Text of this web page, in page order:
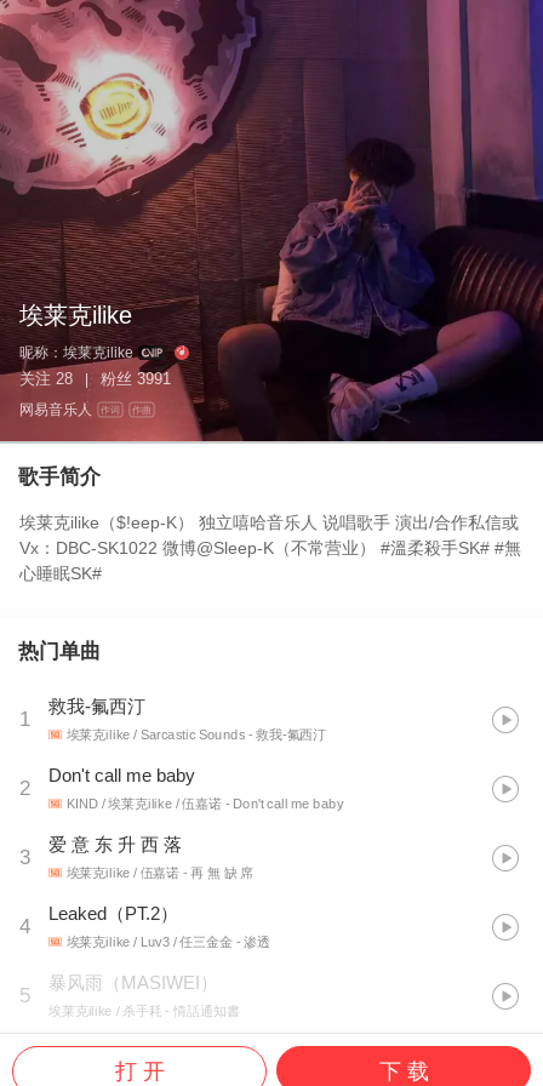
埃莱克ilike
昵称： 埃莱克ilike
关注 28 粉丝 3991
网易音乐人 作词 作曲
歌手简介
埃莱克ilike（$!eep-K） 独立嘻哈音乐人 说唱歌手 演出/合作私信或
Vx：DBC-SK1022 微博@Sleep-K（不常营业） #溫柔殺手SK# #無
心睡眠SK#
热门单曲
1
救我-氟西汀
埃莱克ilike / Sarcastic Sounds- 救我-氟西汀
2
Don't call me baby
KIND / 埃莱克ilike / 伍嘉诺- Don't call me baby
3
爱 意 东 升 西 落
埃莱克ilike / 伍嘉诺 - 再 無 缺 席
4
Leaked（PT.2）
埃莱克ilike / Luv3 / 任三金金 - 渗透
5
暴风雨（MASIWEI）
埃莱克ilike / 杀手耗 - 情話通知書
打 开 下 载